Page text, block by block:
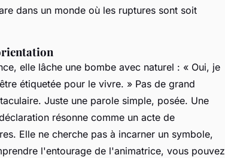
dans un monde où les ruptures sont soit
, elle lâche une bombe avec naturel : « Oui, je
étiquetée pour le vivre. » Pas de grand
Juste une parole simple, posée. Une
résonne comme un acte de
Elle ne cherche pas à incarner un symbole,
l'entourage de l'animatrice, vous pouvez